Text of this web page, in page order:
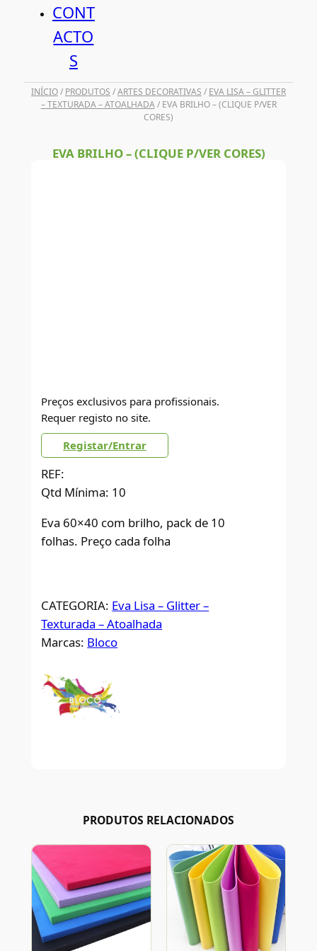
CONT
ACTO
S
INÍCIO/ PRODUTOS /ARTES DECORATIVAS / EVA LISA – GLITTER
– TEXTURADA – ATOALHADA/ EVA BRILHO – (CLIQUE P/VER
CORES)
EVA BRILHO – (CLIQUE P/VER CORES)
Preços exclusivos para profissionais.
Requer registo no site.
Registar/Entrar
REF:
Qtd Mínima: 10
Eva 60×40 com brilho, pack de 10
folhas. Preço cada folha
CATEGORIA: Eva Lisa – Glitter –
Texturada – Atoalhada
Marcas: Bloco
PRODUTOS RELACIONADOS